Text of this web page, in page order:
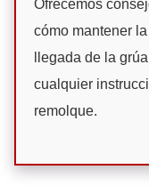
Ofrecemos
cómo mantener
llegada de la
cualquier
remolque.